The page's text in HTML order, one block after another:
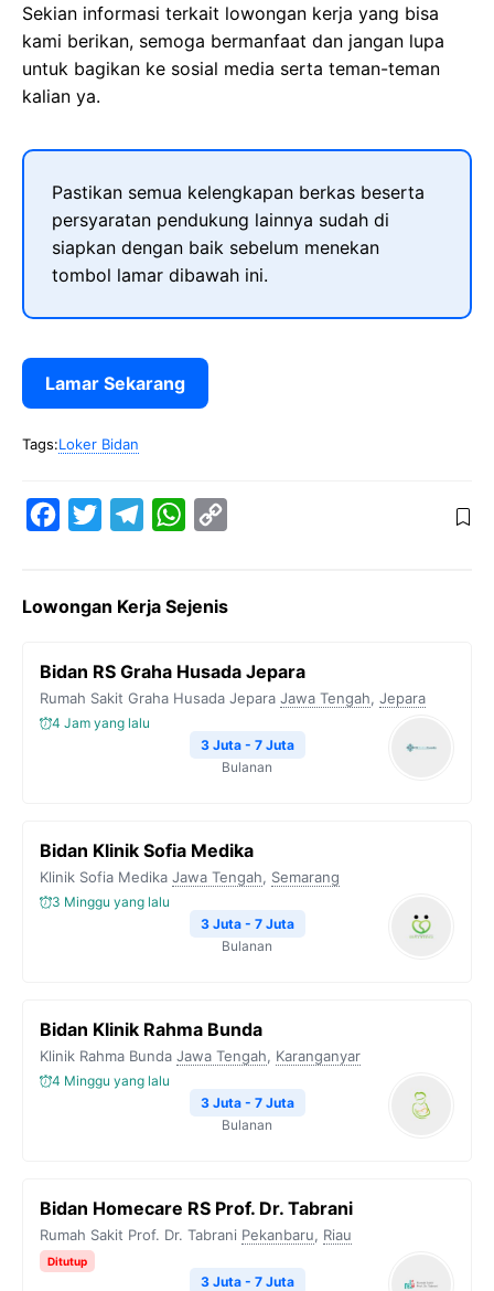
Sekian informasi terkait lowongan kerja yang bisa
kami berikan, semoga bermanfaat dan jangan lupa
untuk bagikan ke sosial media serta teman-teman
kalian ya.
Pastikan semua kelengkapan berkas beserta
persyaratan pendukung lainnya sudah di
siapkan dengan baik sebelum menekan
tombol lamar dibawah ini.
Lamar Sekarang
Tags:Loker Bidan
e
o
o
t
e
e
r
W
t
A
y
i
k
Lowongan Kerja Sejenis
Bidan RS Graha Husada Jepara
Rumah Sakit Graha Husada Jepara Jawa Tengah, Jepara
4 Jam yang lalu
3 Juta - 7 Juta
Bulanan
Bidan Klinik Sofia Medika
Klinik Sofia Medika Jawa Tengah, Semarang
3 Minggu yang lalu
3 Juta - 7 Juta
Bulanan
Bidan Klinik Rahma Bunda
Klinik Rahma Bunda Jawa Tengah, Karanganyar
4 Minggu yang lalu
3 Juta - 7 Juta
Bulanan
Bidan Homecare RS Prof. Dr. Tabrani
Rumah Sakit Prof. Dr. Tabrani Pekanbaru, Riau
Ditutup
3 Juta - 7 Juta